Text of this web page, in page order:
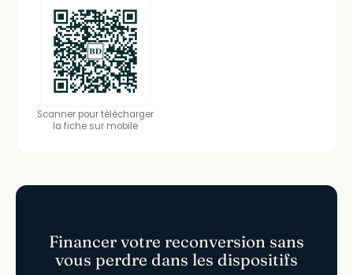
Scanner pour télécharger
la fiche sur mobile
Financer votre reconversion sans
vous perdre dans les dispositifs